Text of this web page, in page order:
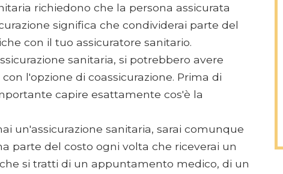
richiedono che la persona assicurata
significa che condividerai parte del
con il tuo assicuratore sanitario.
sanitaria, si potrebbero avere
l'opzione di coassicurazione. Prima di
capire esattamente cos'è la
un'assicurazione sanitaria, sarai comunque
parte del costo ogni volta che riceverai un
si tratti di un appuntamento medico, di un